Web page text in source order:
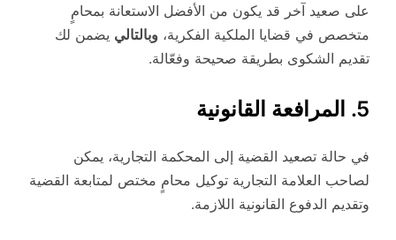
على صعيد آخر قد يكون من الأفضل الاستعانة بمحامٍ
متخصص في قضايا الملكية الفكرية، وبالتالي يضمن لك
تقديم الشكوى بطريقة صحيحة وفعّالة.
5. المرافعة القانونية
في حالة تصعيد القضية إلى المحكمة التجارية، يمكن
لصاحب العلامة التجارية توكيل محامٍ مختص لمتابعة القضية
وتقديم الدفوع القانونية اللازمة.